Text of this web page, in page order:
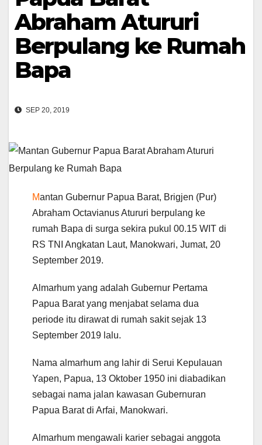
Abraham Atururi
Berpulang ke Rumah
Bapa
SEP 20, 2019
Mantan Gubernur Papua Barat, Brigjen (Pur)
Abraham Octavianus Atururi berpulang ke
rumah Bapa di surga sekira pukul 00.15 WIT di
RS TNI Angkatan Laut, Manokwari, Jumat, 20
September 2019.
Almarhum yang adalah Gubernur Pertama
Papua Barat yang menjabat selama dua
periode itu dirawat di rumah sakit sejak 13
September 2019 lalu.
Nama almarhum ang lahir di Serui Kepulauan
Yapen, Papua, 13 Oktober 1950 ini diabadikan
sebagai nama jalan kawasan Gubernuran
Papua Barat di Arfai, Manokwari.
Almarhum mengawali karier sebagai anggota